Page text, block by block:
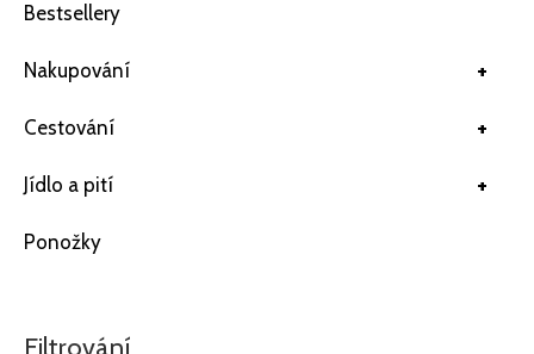
Bestsellery
+
Nakupování
+
Cestování
+
Jídlo a pití
Ponožky
Filtrování